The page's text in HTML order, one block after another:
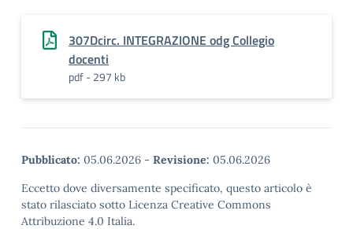
307Dcirc. INTEGRAZIONE odg Collegio
docenti
pdf - 297 kb
Pubblicato: 05.06.2026 - Revisione: 05.06.2026
Eccetto dove diversamente specificato, questo articolo è
stato rilasciato sotto Licenza Creative Commons
Attribuzione 4.0 Italia.